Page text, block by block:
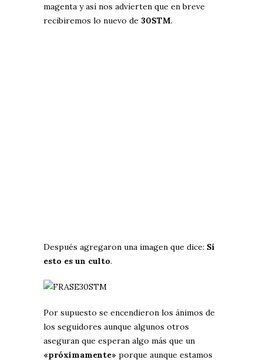
magenta y así nos advierten que en breve
recibiremos lo nuevo de 30STM.
Después agregaron una imagen que dice: Sí
esto es un culto.
Por supuesto se encendieron los ánimos de
los seguidores aunque algunos otros
aseguran que esperan algo más que un
«próximamente» porque aunque estamos